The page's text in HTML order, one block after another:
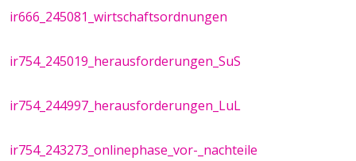
ir666_245081_wirtschaftsordnungen
ir754_245019_herausforderungen_SuS
ir754_244997_herausforderungen_LuL
ir754_243273_onlinephase_vor-_nachteile